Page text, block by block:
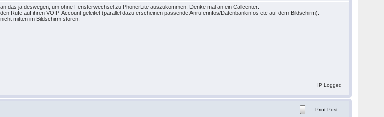
das ja deswegen, um ohne Fensterwechsel zu PhonerLite auszukommen. Denke mal an ein Callcenter:
Rufe auf ihren VOIP-Account geleitet (parallel dazu erscheinen passende Anruferinfos/Datenbankinfos etc auf dem Bildschirm).
mitten im Bildschirm stören.
IP Logged
Print Post